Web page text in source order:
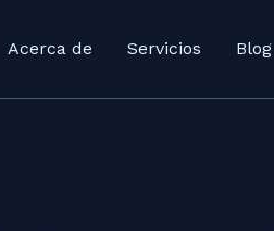
Acerca de Servicios Blog